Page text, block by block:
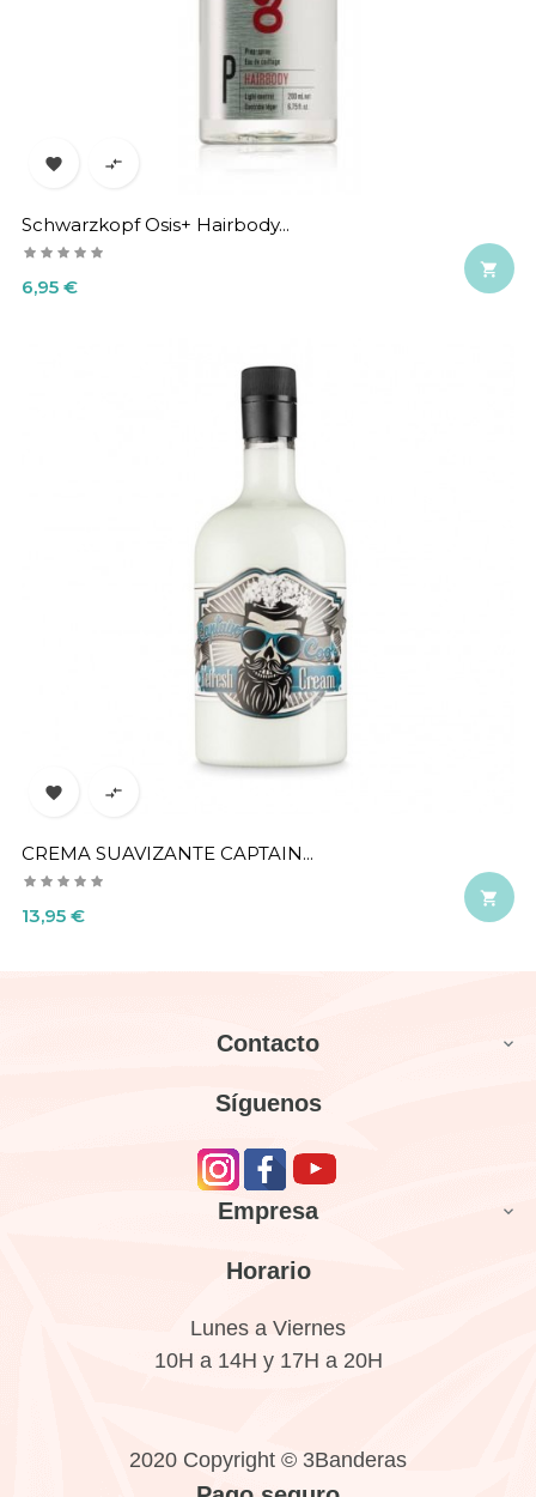
 
Schwarzkopf Osis+ Hairbody...
Precio
6,95 €

 
CREMA SUAVIZANTE CAPTAIN...
Precio
13,95 €

Contacto 
Síguenos
Empresa 
Horario
Lunes a Viernes
10H a 14H y 17H a 20H
2020 Copyright © 3Banderas